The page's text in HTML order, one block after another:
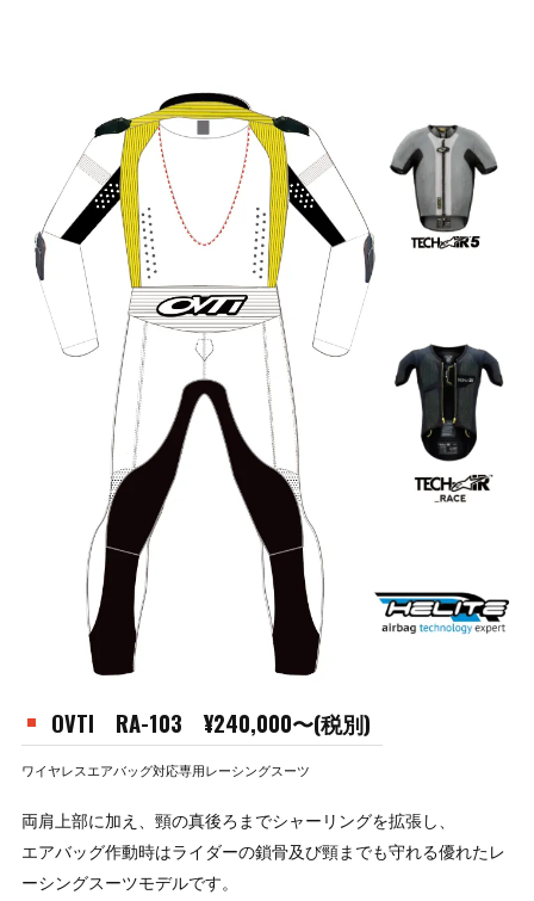
OVTI RA-103 ¥240,000〜(税別)
ワイヤレスエアバッグ対応専用レーシングスーツ
両肩上部に加え、頸の真後ろまでシャーリングを拡張し、
エアバッグ作動時はライダーの鎖骨及び頸までも守れる優れたレ
ーシングスーツモデルです。